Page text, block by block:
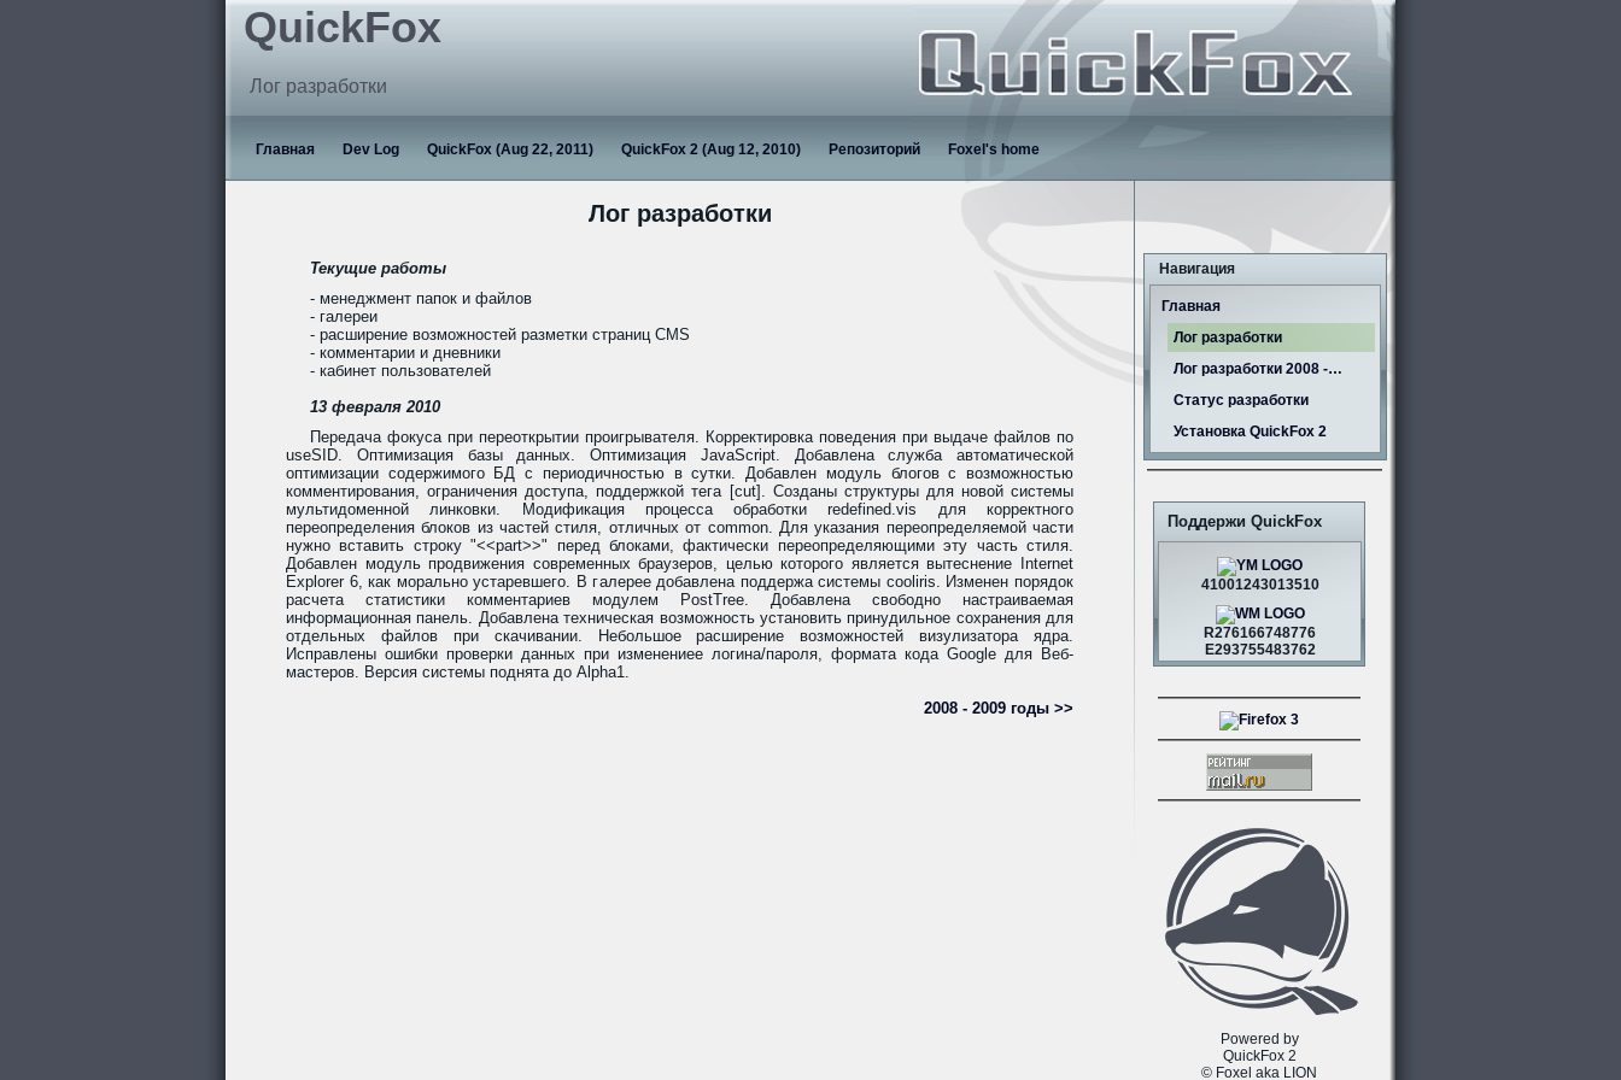
QuickFox
Лог разработки
Главная Dev Log QuickFox (Aug 22, 2011) QuickFox 2 (Aug 12, 2010) Репозиторий Foxel's home
Лог разработки
Текущие работы
- менеджмент папок и файлов
- галереи
- расширение возможностей разметки страниц CMS
- комментарии и дневники
- кабинет пользователей
13 февраля 2010
Передача фокуса при переоткрытии проигрывателя. Корректировка поведения при выдаче файлов по
useSID. Оптимизация базы данных. Оптимизация JavaScript. Добавлена служба автоматической
оптимизации содержимого БД с периодичностью в сутки. Добавлен модуль блогов с возможностью
комментирования, ограничения доступа, поддержкой тега [cut]. Созданы структуры для новой системы
мультидоменной линковки. Модификация процесса обработки redefined.vis для корректного
переопределения блоков из частей стиля, отличных от common. Для указания переопределяемой части
нужно вставить строку "<<part>>" перед блоками, фактически переопределяющими эту часть стиля.
Добавлен модуль продвижения современных браузеров, целью которого является вытеснение Internet
Explorer 6, как морально устаревшего. В галерее добавлена поддержа системы cooliris. Изменен порядок
расчета статистики комментариев модулем PostTree. Добавлена свободно настраиваемая
информационная панель. Добавлена техническая возможность установить принудильное сохранения для
отдельных файлов при скачивании. Небольшое расширение возможностей визулизатора ядра.
Исправлены ошибки проверки данных при изменениее логина/пароля, формата кода Google для Веб-
мастеров. Версия системы поднята до Alpha1.
2008 - 2009 годы >>
Навигация
Главная
Лог разработки
Лог разработки 2008 -…
Статус разработки
Установка QuickFox 2
Поддержи QuickFox
41001243013510
R276166748776
E293755483762
Powered by
QuickFox 2
© Foxel aka LION